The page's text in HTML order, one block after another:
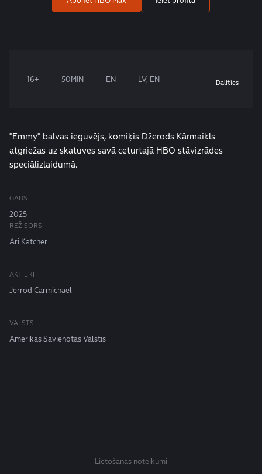
16+ 50MIN EN LV, EN Dalīties
"Emmy" balvas ieguvējs, komiķis Džerods Kārmaikls
atgriežas uz skatuves savā ceturtajā HBO stāvizrādes
speciālizlaidumā.
GADS
2025
REŽISORS
Ari Katcher
AKTIERI
Jerrod Carmichael
VALSTS
Amerikas Savienotās Valstis
Lietošanas noteikumi